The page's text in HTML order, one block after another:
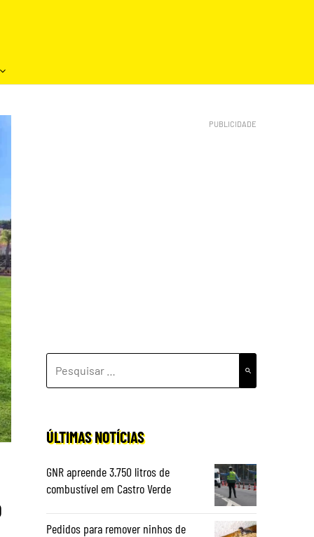
POR:
ÚLTIMAS NOTÍCIAS
GNR apreende 3.750 litros de
combustível em Castro Verde
Pedidos para remover ninhos de